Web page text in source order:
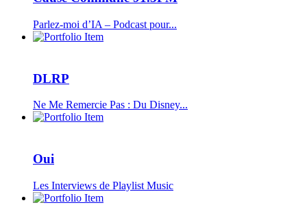
Parlez-moi d’IA – Podcast pour...
DLRP
Ne Me Remercie Pas : Du Disney...
Oui
Les Interviews de Playlist Music